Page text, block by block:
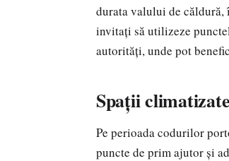
durata valului de
invitați să utilizeze
autorități, unde pot
Spații
Pe perioada codurilor
puncte de prim ajutor și